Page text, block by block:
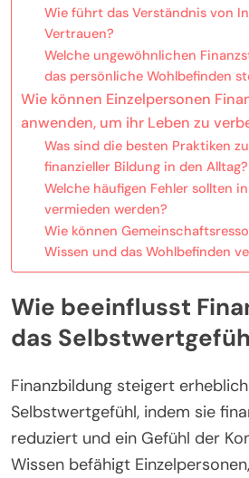
Wie führt das Verständnis von
Vertrauen?
Welche ungewöhnlichen
das persönliche Wohlbefinden
Wie können Einzelpersonen
anwenden, um ihr Leben zu
Was sind die besten Praktiken
finanzieller Bildung in den Alltag?
Welche häufigen Fehler sollten
vermieden werden?
Wie können
Wissen und das Wohlbefinden
Wie beeinflusst
das
Finanzbildung steigert
Selbstwertgefühl, indem sie
reduziert und ein Gefühl der
Wissen befähigt